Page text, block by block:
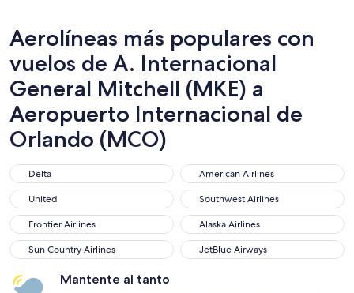
Aerolíneas más populares con
vuelos de A. Internacional
General Mitchell (MKE) a
Aeropuerto Internacional de
Orlando (MCO)
Delta
Delta American Airlines
American Airlines
United
United Southwest Airlines
Southwest Airlines
Frontier Airlines
Frontier Airlines Alaska Airlines
Alaska Airlines
Sun Country Airlines
Sun Country Airlines JetBlue Airways
JetBlue Airways
Mantente al tanto